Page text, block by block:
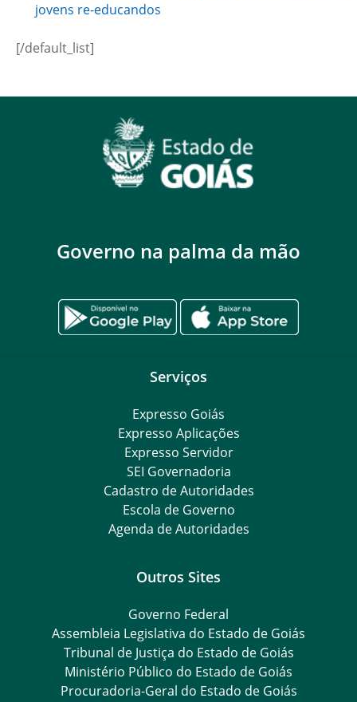
jovens re-educandos
[/default_list]
Governo na palma da mão
Serviços
Expresso Goiás
Expresso Aplicações
Expresso Servidor
SEI Governadoria
Cadastro de Autoridades
Escola de Governo
Agenda de Autoridades
Outros Sites
Governo Federal
Assembleia Legislativa do Estado de Goiás
Tribunal de Justiça do Estado de Goiás
Ministério Público do Estado de Goiás
Procuradoria-Geral do Estado de Goiás